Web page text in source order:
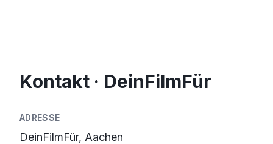
Kontakt · DeinFilmFür
ADRESSE
DeinFilmFür, Aachen